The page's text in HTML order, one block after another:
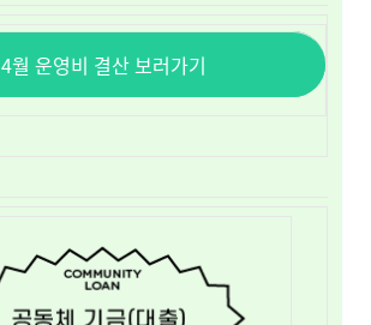
4월 운영비 결산 보러가기